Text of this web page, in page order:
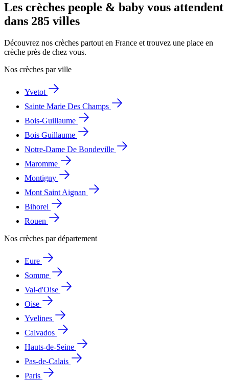
Les crèches people & baby vous attendent
dans 285 villes
Découvrez nos crèches partout en France et trouvez une place en
crèche près de chez vous.
Nos crèches par ville
Yvetot
Sainte Marie Des Champs
Bois-Guillaume
Bois Guillaume
Notre-Dame De Bondeville
Maromme
Montigny
Mont Saint Aignan
Bihorel
Rouen
Nos crèches par département
Eure
Somme
Val-d'Oise
Oise
Yvelines
Calvados
Hauts-de-Seine
Pas-de-Calais
Paris